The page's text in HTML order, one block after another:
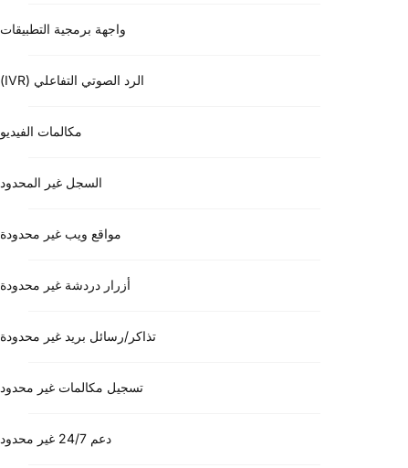
واجهة برمجية التطبيقات
الرد الصوتي التفاعلي (IVR)
مكالمات الفيديو
السجل غير المحدود
مواقع ويب غير محدودة
أزرار دردشة غير محدودة
تذاكر/رسائل بريد غير محدودة
تسجيل مكالمات غير محدود
دعم 24/7 غير محدود